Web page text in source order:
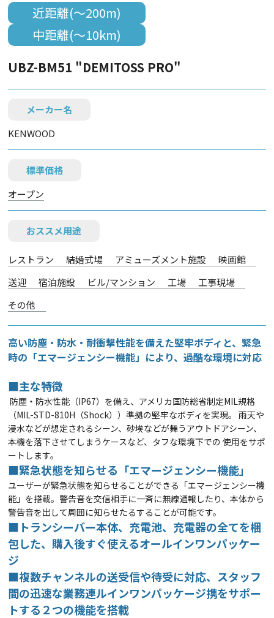
近距離(～200m)
中距離(～10km)
UBZ-BM51 "DEMITOSS PRO"
メーカー名
KENWOOD
標準価格
オープン
おススメ用途
レストラン 結婚式場 アミューズメント施設
映画館
送迎
宿泊施設 ビル/マンション 工場
工事現場
その他
高い防塵・防水・耐衝撃性能を備えた堅牢ボディと、緊急
時の「エマージェンシー機能」により、過酷な環境に対応
■主な特徴
防塵・防水性能（IP67）を備え、アメリカ国防総省制定MIL規格
（MIL-STD-810H（Shock））準拠の堅牢なボディを実現。 雨天や
浸水などが想定されるシーン、砂埃などが舞うアウトドアシーン、
本機を落下させてしまうケースなど、タフな環境下での 使用をサポ
ートします。
■緊急状態を知らせる「エマージェンシー機能」
ユーザーが緊急状態を知らせることができる「エマージェンシー機
能」を搭載。警告音を交信相手に一斉に無線通報したり、本体から
警告音を出して周囲に知らせたるすることが可能です。
■トランシーバー本体、充電池、充電器の全てを梱
包した、購入後すぐ使えるオールインワンパッケー
ジ
■複数チャンネルの送受信や待受に対応、スタッフ
間の迅速な業務連ルインワンパッケージ携をサポー
トする２つの機能を搭載